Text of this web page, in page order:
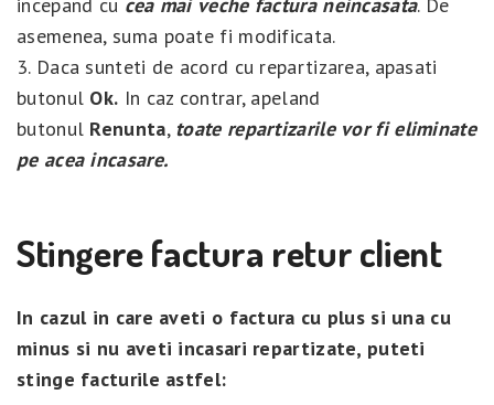
asemenea, suma poate fi modificata.
3. Daca sunteti de acord cu repartizarea, apasati
butonul Ok. In caz contrar, apeland
butonul Renunta, toate repartizarile vor fi eliminate
pe acea incasare.
Stingere factura retur client
In cazul in care aveti o factura cu plus si una cu
minus si nu aveti incasari repartizate, puteti
stinge facturile astfel: